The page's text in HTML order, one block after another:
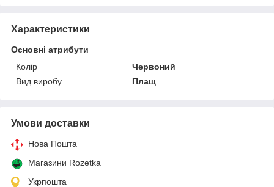
Характеристики
Основні атрибути
Колір
Червоний
Вид виробу
Плащ
Умови доставки
Нова Пошта
Магазини Rozetka
Укрпошта